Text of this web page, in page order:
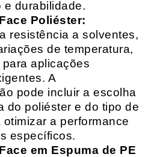
e durabilidade.
Poliéster:
resistência a solventes,
de temperatura,
aplicações
A
pode incluir a escolha
do poliéster e do tipo de
a performance
específicos.
em Espuma de PE